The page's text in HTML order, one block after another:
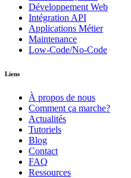
Développement Web
Intégration API
Applications Métier
Maintenance
Low-Code/No-Code
Liens
À propos de nous
Comment ça marche?
Actualités
Tutoriels
Blog
Contact
FAQ
Ressources